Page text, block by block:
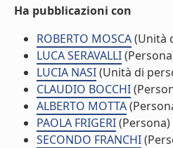
Ha pubblicazioni con
ROBERTO MOSCA(Unità
LUCA SERAVALLI
LUCIA NASI(Unità di
CLAUDIO BOCCHI
ALBERTO MOTTA
PAOLA FRIGERI(Persona)
SECONDO FRANCHI